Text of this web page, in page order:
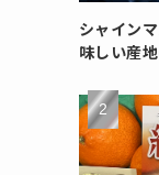
シャイン
味しい産